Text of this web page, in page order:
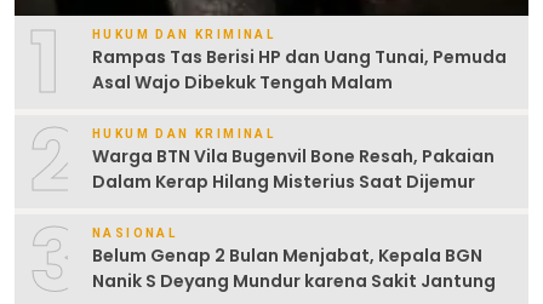
1 HUKUM DAN KRIMINAL
Rampas Tas Berisi HP dan Uang Tunai, Pemuda
Asal Wajo Dibekuk Tengah Malam
2 HUKUM DAN KRIMINAL
Warga BTN Vila Bugenvil Bone Resah, Pakaian
Dalam Kerap Hilang Misterius Saat Dijemur
3 NASIONAL
Belum Genap 2 Bulan Menjabat, Kepala BGN
Nanik S Deyang Mundur karena Sakit Jantung